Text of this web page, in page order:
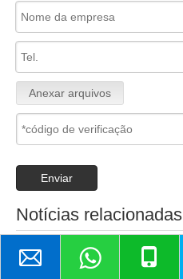
Anexar arquivos
Enviar
Notícias relacionadas